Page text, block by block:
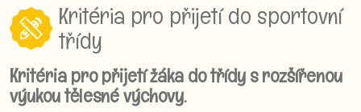
Kritéria pro přijetí do sportovní
třídy
Kritéria pro přijetí žáka do třídy s rozšířenou
výukou tělesné výchovy.